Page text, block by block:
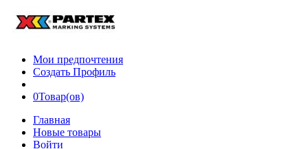
Мои предпочтения
Создать Профиль
0Товар(ов)
Главная
Новые товары
Войти